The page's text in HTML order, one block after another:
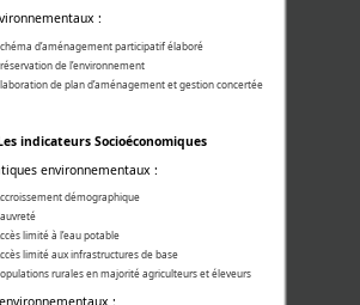
:
d’aménagement participatif élaboré
de l’environnement
de plan d’aménagement et gestion concertée
indicateurs Socioéconomiques
environnementaux :
démographique
limité à l’eau potable
limité aux infrastructures de base
rurales en majorité agriculteurs et éleveurs
: